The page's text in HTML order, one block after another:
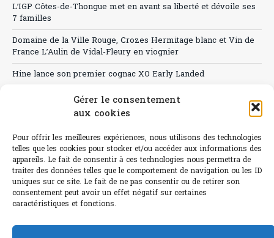
Gérer le consentement
aux cookies
Pour offrir les meilleures expériences, nous utilisons des technologies
telles que les cookies pour stocker et/ou accéder aux informations des
appareils. Le fait de consentir à ces technologies nous permettra de
traiter des données telles que le comportement de navigation ou les ID
uniques sur ce site. Le fait de ne pas consentir ou de retirer son
consentement peut avoir un effet négatif sur certaines
caractéristiques et fonctions.
L’IGP Côtes-de-Thongue met en avant sa liberté et dévoile ses
7 familles
Domaine de la Ville Rouge, Crozes Hermitage blanc et Vin de
France L’Aulin de Vidal-Fleury en viognier
Hine lance son premier cognac XO Early Landed
Canicule : A quand le CHR à « l’heure espagnole » ?
Sélection de rosés 2026
L'abus d'alcool est dangereux pour la santé.